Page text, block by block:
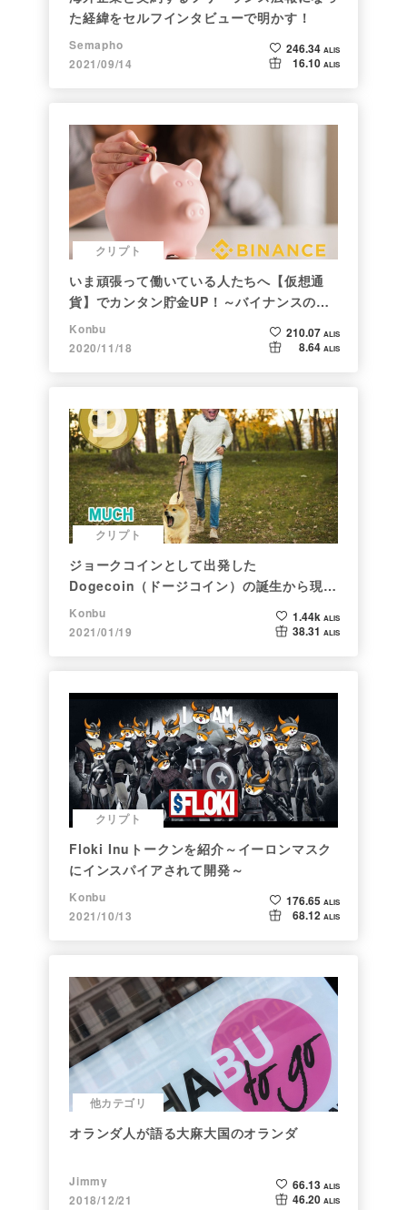
た経緯をセルフインタビューで明かす！
Semapho
2021/09/14
246.34 ALIS
16.10 ALIS
クリプト
いま頑張って働いている人たちへ【仮想通
貨】でカンタン貯金UP！～バイナンスの使
い方初心者編～
Konbu
2020/11/18
210.07 ALIS
8.64 ALIS
クリプト
ジョークコインとして出発した
Dogecoin（ドージコイン）の誕生から現在
まで。注目される非証券性🐶
Konbu
2021/01/19
1.44k ALIS
38.31 ALIS
クリプト
Floki Inuトークンを紹介～イーロンマスク
にインスパイアされて開発～
Konbu
2021/10/13
176.65 ALIS
68.12 ALIS
他カテゴリ
オランダ人が語る大麻大国のオランダ
Jimmy
2018/12/21
66.13 ALIS
46.20 ALIS